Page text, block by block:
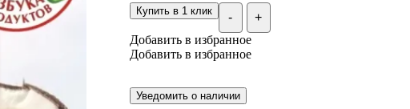
- +
Купить в 1 клик
Добавить в избранное
Добавить в избранное